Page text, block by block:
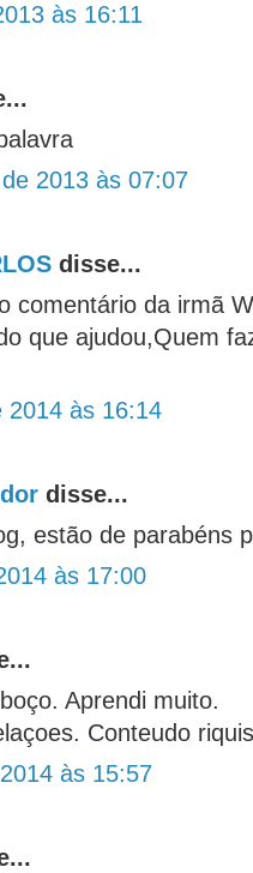
às 16:11
2013 às 07:07
disse...
comentário da irmã
que ajudou,Quem
2014 às 16:14
disse...
estão de parabéns
às 17:00
Aprendi muito.
Conteudo
às 15:57